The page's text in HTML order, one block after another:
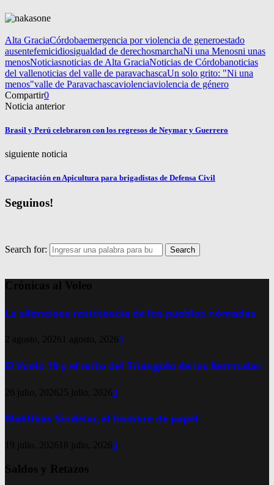
Alta GraciaCórdobaemergencia por violencia de generoestado
ausentefemicidiosigualdad de derechosmarchaNi una Menosni unas
menosNoticiasnoticias de Alta GraciaNoticias de Córdobanoticias
del vallenoticias del valle de paravachascaUn solo grito: "Ni una
menos"valle de Paravachascaviolenciaviolencia de género
Compartir0
Noticia anterior
Brasil y Perú celebraron con los regresos de Neymar y Guerrero
siguiente noticia
Capacitación en Apicultura para brigadistas de Defensa Civil
Seguinos!
Search for: Search
Crónicas al Voleo
La silenciosa resistencia de los pueblos nómadas
2 agosto, 2026 1 agosto, 20260
El Vuelo 19 y el mito del Triángulo de las Bermudas
26 julio, 2026 25 julio, 20260
Matthias Sindelar, el hombre de papel
19 julio, 2026 18 julio, 20260
Saldos y Retazos